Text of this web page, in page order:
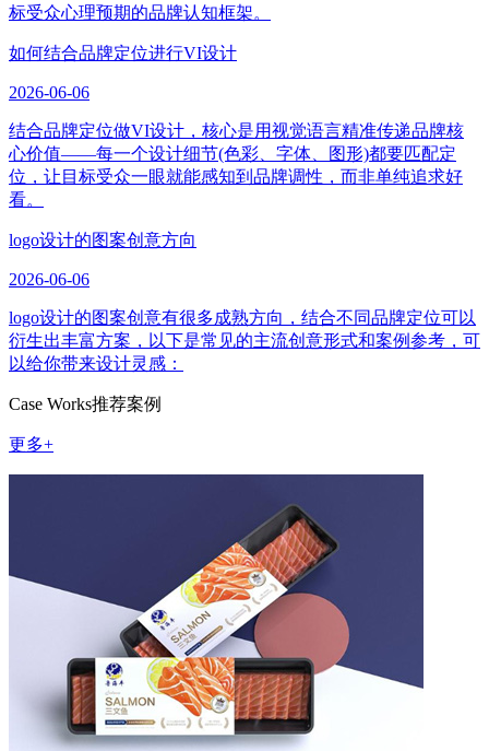
标受众心理预期的品牌认知框架。
如何结合品牌定位进行VI设计
2026-06-06
结合品牌定位做VI设计，核心是用视觉语言精准传递品牌核
心价值——每一个设计细节(色彩、字体、图形)都要匹配定
位，让目标受众一眼就能感知到品牌调性，而非单纯追求好
看。
logo设计的图案创意方向
2026-06-06
logo设计的图案创意有很多成熟方向，结合不同品牌定位可以
衍生出丰富方案，以下是常见的主流创意形式和案例参考，可
以给你带来设计灵感：
Case Works推荐案例
更多+